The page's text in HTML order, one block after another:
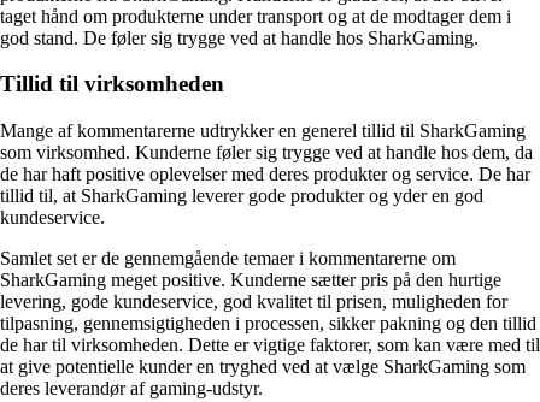
taget hånd om produkterne under transport og at de modtager dem i
god stand. De føler sig trygge ved at handle hos SharkGaming.
Tillid til virksomheden
Mange af kommentarerne udtrykker en generel tillid til SharkGaming
som virksomhed. Kunderne føler sig trygge ved at handle hos dem, da
de har haft positive oplevelser med deres produkter og service. De har
tillid til, at SharkGaming leverer gode produkter og yder en god
kundeservice.
Samlet set er de gennemgående temaer i kommentarerne om
SharkGaming meget positive. Kunderne sætter pris på den hurtige
levering, gode kundeservice, god kvalitet til prisen, muligheden for
tilpasning, gennemsigtigheden i processen, sikker pakning og den tillid
de har til virksomheden. Dette er vigtige faktorer, som kan være med til
at give potentielle kunder en tryghed ved at vælge SharkGaming som
deres leverandør af gaming-udstyr.